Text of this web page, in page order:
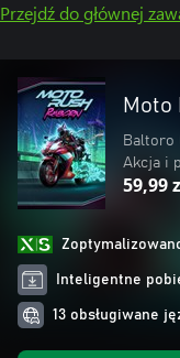
Przejdź do głównej
Moto
Baltoro
Akcja i
59,99
Inteligentne
13 obsługiwane